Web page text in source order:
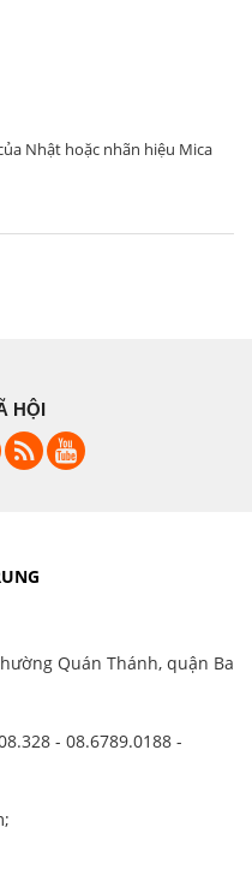
Nhật hoặc nhãn hiệu Mica
HỘI
Quán Thánh, quận Ba
- 08.6789.0188 -